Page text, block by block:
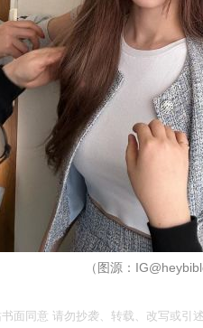
（图源：
面同意 请勿抄袭、转载、改写或引